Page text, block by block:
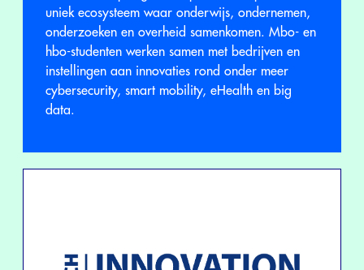
uniek ecosysteem waar onderwijs, ondernemen,
onderzoeken en overheid samenkomen. Mbo- en
hbo-studenten werken samen met bedrijven en
instellingen aan innovaties rond onder meer
cybersecurity, smart mobility, eHealth en big
data.